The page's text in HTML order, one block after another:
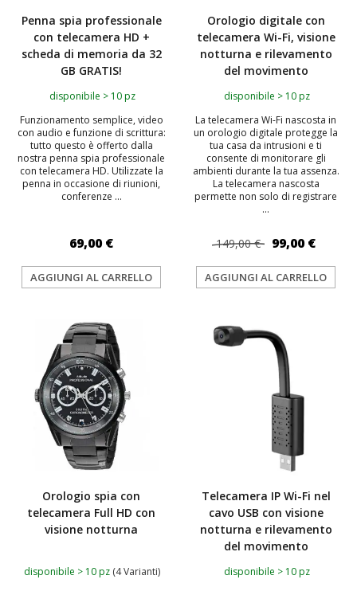
Penna spia professionale
con telecamera HD +
scheda di memoria da 32
GB GRATIS!
disponibile > 10 pz
Funzionamento semplice, video
con audio e funzione di scrittura:
tutto questo è offerto dalla
nostra penna spia professionale
con telecamera HD. Utilizzate la
penna in occasione di riunioni,
conferenze ...
69,00 €
AGGIUNGI AL CARRELLO
Orologio digitale con
telecamera Wi-Fi, visione
notturna e rilevamento
del movimento
disponibile > 10 pz
La telecamera Wi-Fi nascosta in
un orologio digitale protegge la
tua casa da intrusioni e ti
consente di monitorare gli
ambienti durante la tua assenza.
La telecamera nascosta
permette non solo di registrare
...
149,00 € 99,00 €
AGGIUNGI AL CARRELLO
Orologio spia con
telecamera Full HD con
visione notturna
disponibile > 10 pz (4 Varianti)
Telecamera IP Wi-Fi nel
cavo USB con visione
notturna e rilevamento
del movimento
disponibile > 10 pz